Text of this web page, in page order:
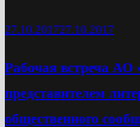
27.10.201727.10.2017
Рабочая встреча
представителем
общественного